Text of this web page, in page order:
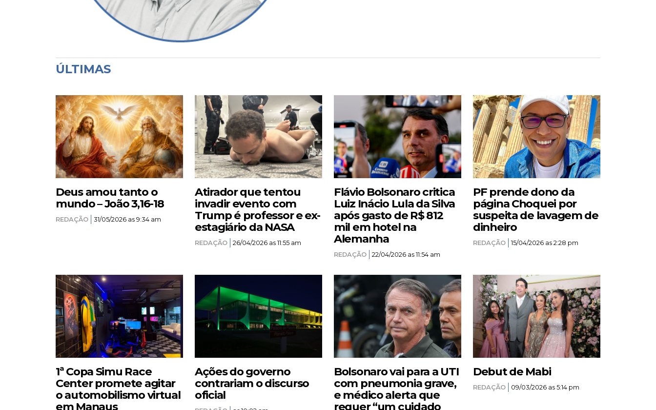
ÚLTIMAS
Deus amou tanto o
mundo – João 3,16-18
REDAÇÃO 31/05/2026 as 9:34 am
Atirador que tentou
invadir evento com
Trump é professor e ex-
estagiário da NASA
REDAÇÃO 26/04/2026 as 11:55 am
Flávio Bolsonaro critica
Luiz Inácio Lula da Silva
após gasto de R$ 812
mil em hotel na
Alemanha
REDAÇÃO 22/04/2026 as 11:54 am
PF prende dono da
página Choquei por
suspeita de lavagem de
dinheiro
REDAÇÃO 15/04/2026 as 2:28 pm
1ª Copa Simu Race
Center promete agitar
o automobilismo virtual
em Manaus
Ações do governo
contrariam o discurso
oficial
Bolsonaro vai para a UTI
com pneumonia grave,
e médico alerta que
requer “um cuidado
Debut de Mabi
REDAÇÃO 09/03/2026 as 5:14 pm